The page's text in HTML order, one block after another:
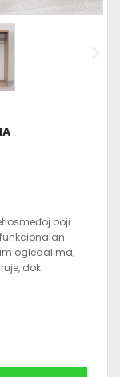
boji
ogledalima,
dok